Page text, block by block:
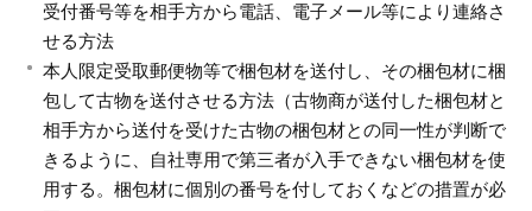
受付番号等を相手方から電話、電子メール等により連絡さ
せる方法
本人限定受取郵便物等で梱包材を送付し、その梱包材に梱
包して古物を送付させる方法（古物商が送付した梱包材と
相手方から送付を受けた古物の梱包材との同一性が判断で
きるように、自社専用で第三者が入手できない梱包材を使
用する。梱包材に個別の番号を付しておくなどの措置が必